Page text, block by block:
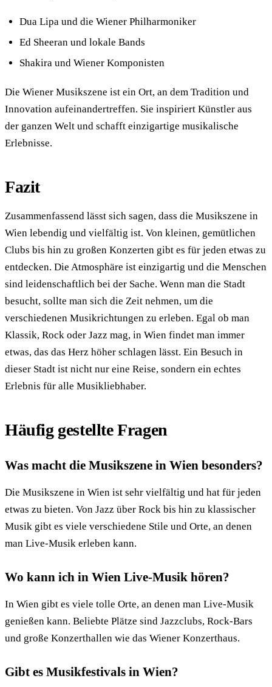
Dua Lipa und die Wiener Philharmoniker
Ed Sheeran und lokale Bands
Shakira und Wiener Komponisten
Die Wiener Musikszene ist ein Ort, an dem Tradition und
Innovation aufeinandertreffen. Sie inspiriert Künstler aus
der ganzen Welt und schafft einzigartige musikalische
Erlebnisse.
Fazit
Zusammenfassend lässt sich sagen, dass die Musikszene in
Wien lebendig und vielfältig ist. Von kleinen, gemütlichen
Clubs bis hin zu großen Konzerten gibt es für jeden etwas zu
entdecken. Die Atmosphäre ist einzigartig und die Menschen
sind leidenschaftlich bei der Sache. Wenn man die Stadt
besucht, sollte man sich die Zeit nehmen, um die
verschiedenen Musikrichtungen zu erleben. Egal ob man
Klassik, Rock oder Jazz mag, in Wien findet man immer
etwas, das das Herz höher schlagen lässt. Ein Besuch in
dieser Stadt ist nicht nur eine Reise, sondern ein echtes
Erlebnis für alle Musikliebhaber.
Häufig gestellte Fragen
Was macht die Musikszene in Wien besonders?
Die Musikszene in Wien ist sehr vielfältig und hat für jeden
etwas zu bieten. Von Jazz über Rock bis hin zu klassischer
Musik gibt es viele verschiedene Stile und Orte, an denen
man Live-Musik erleben kann.
Wo kann ich in Wien Live-Musik hören?
In Wien gibt es viele tolle Orte, an denen man Live-Musik
genießen kann. Beliebte Plätze sind Jazzclubs, Rock-Bars
und große Konzerthallen wie das Wiener Konzerthaus.
Gibt es Musikfestivals in Wien?